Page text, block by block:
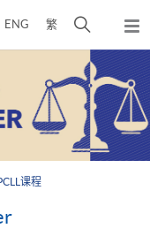
ENG 繁
开
搜
寻
介
面
弹
出
主
菜
单
课程